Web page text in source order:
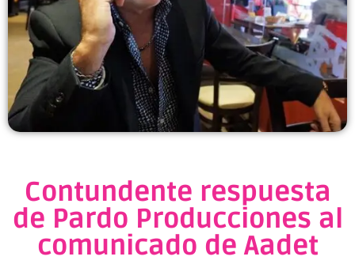
Contundente respuesta
de Pardo Producciones al
comunicado de Aadet